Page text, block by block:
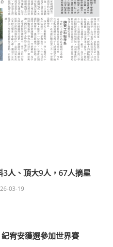
人、頂大9人，67人摘星
03-19
宥安獲選參加世界賽